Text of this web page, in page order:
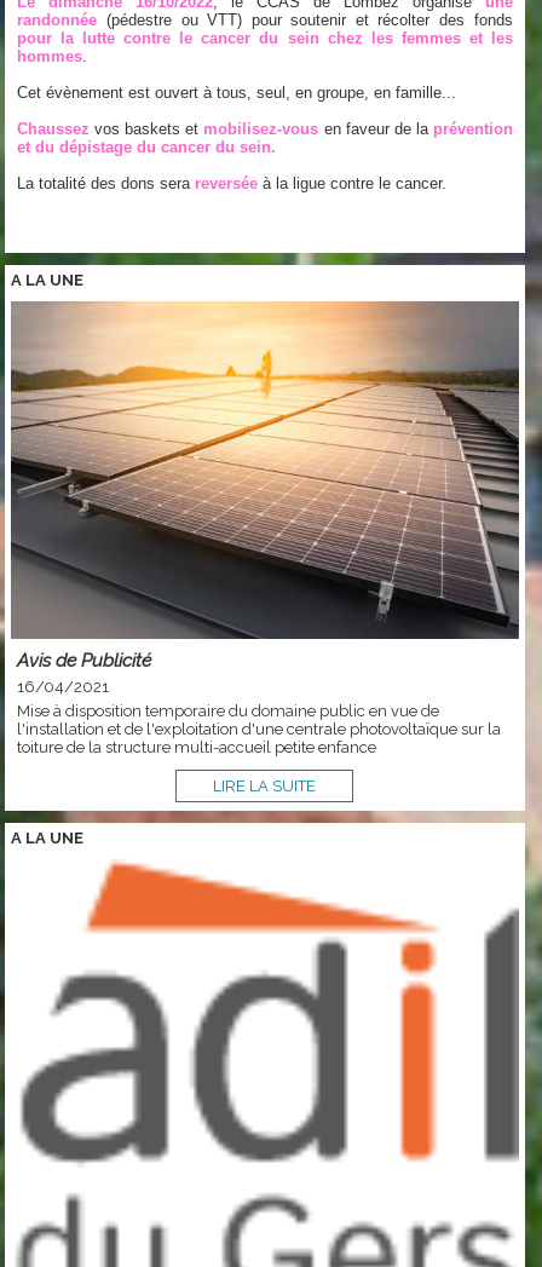
randonnée (pédestre ou VTT) pour soutenir et récolter des fonds
pour la lutte contre le cancer du sein chez les femmes et les
hommes
Cet évènement est ouvert à tous, seul, en groupe, en famille...
Chaussez vos baskets et mobilisez-vous en faveur de la prévention
et du dépistage du cancer du sein.
La totalité des dons sera reversée à la ligue contre le cancer.
A LA UNE
Avis de Publicité
16/04/2021
Mise à disposition temporaire du domaine public en vue de
l'installation et de l'exploitation d'une centrale photovoltaïque sur la
toiture de la structure multi-accueil petite enfance
LIRE LA SUITE
A LA UNE